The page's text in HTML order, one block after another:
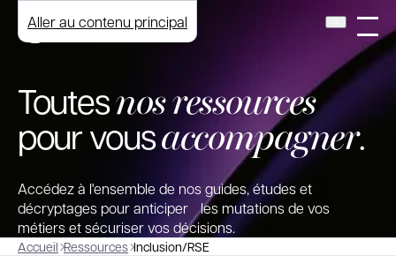
Aller au contenu principal
Toutesnos ressources
pour vousaccompagner.
Accédez à l'ensemble de nos guides, études et
décryptages pour anticiper les mutations de vos
métiers et sécuriser vos décisions.
Accueil Ressources Inclusion/RSE